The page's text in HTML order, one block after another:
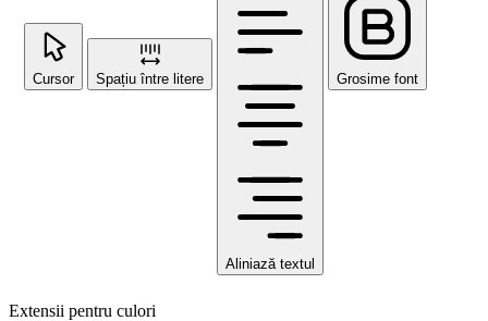
Cursor Spațiu între litere
Aliniază textul
Grosime font
Extensii pentru culori